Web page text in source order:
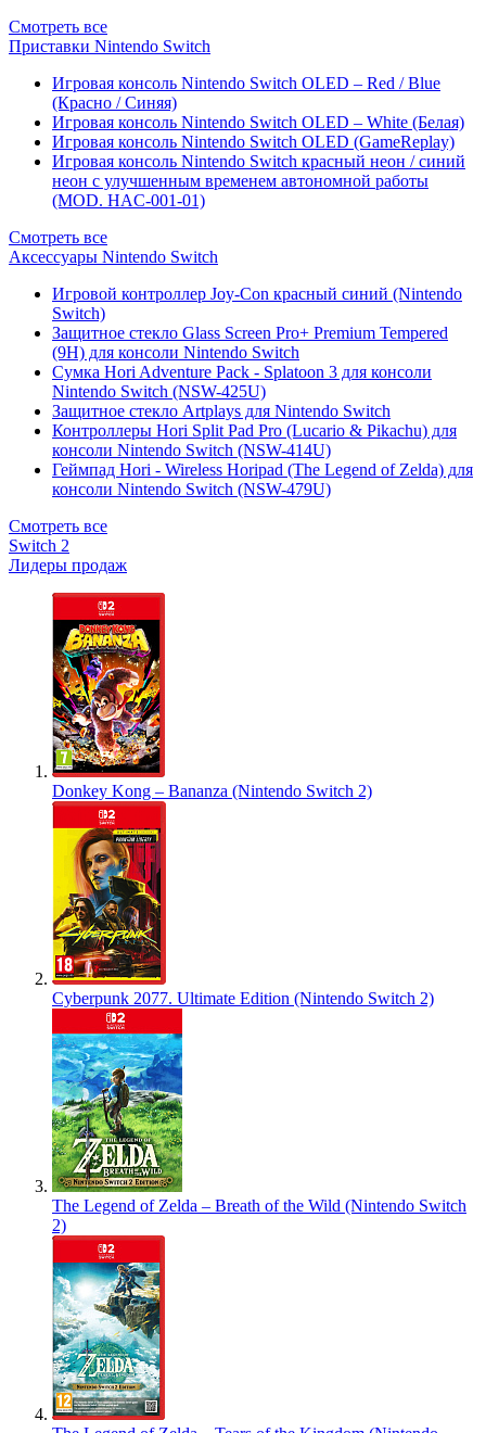
Смотреть все
Приставки Nintendo Switch
Игровая консоль Nintendo Switch OLED – Red / Blue
(Красно / Синяя)
Игровая консоль Nintendo Switch OLED – White (Белая)
Игровая консоль Nintendo Switch OLED (GameReplay)
Игровая консоль Nintendo Switch красный неон / синий
неон с улучшенным временем автономной работы
(MOD. HAC-001-01)
Смотреть все
Аксессуары Nintendo Switch
Игровой контроллер Joy-Con красный синий (Nintendo
Switch)
Защитное стекло Glass Screen Pro+ Premium Tempered
(9H) для консоли Nintendo Switch
Сумка Hori Adventure Pack - Splatoon 3 для консоли
Nintendo Switch (NSW-425U)
Защитное стекло Artplays для Nintendo Switch
Контроллеры Hori Split Pad Pro (Lucario & Pikachu) для
консоли Nintendo Switch (NSW-414U)
Геймпад Hori - Wireless Horipad (The Legend of Zelda) для
консоли Nintendo Switch (NSW-479U)
Смотреть все
Switch 2
Лидеры продаж
Donkey Kong – Bananza (Nintendo Switch 2)
Cyberpunk 2077. Ultimate Edition (Nintendo Switch 2)
The Legend of Zelda – Breath of the Wild (Nintendo Switch
2)